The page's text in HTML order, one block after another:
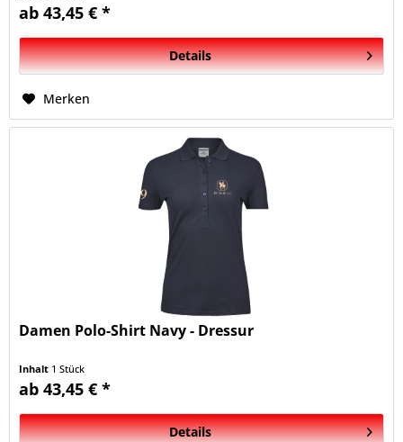
ab 43,45 € *
Details
Merken
Damen Polo-Shirt Navy - Dressur
Inhalt 1 Stück
ab 43,45 € *
Details